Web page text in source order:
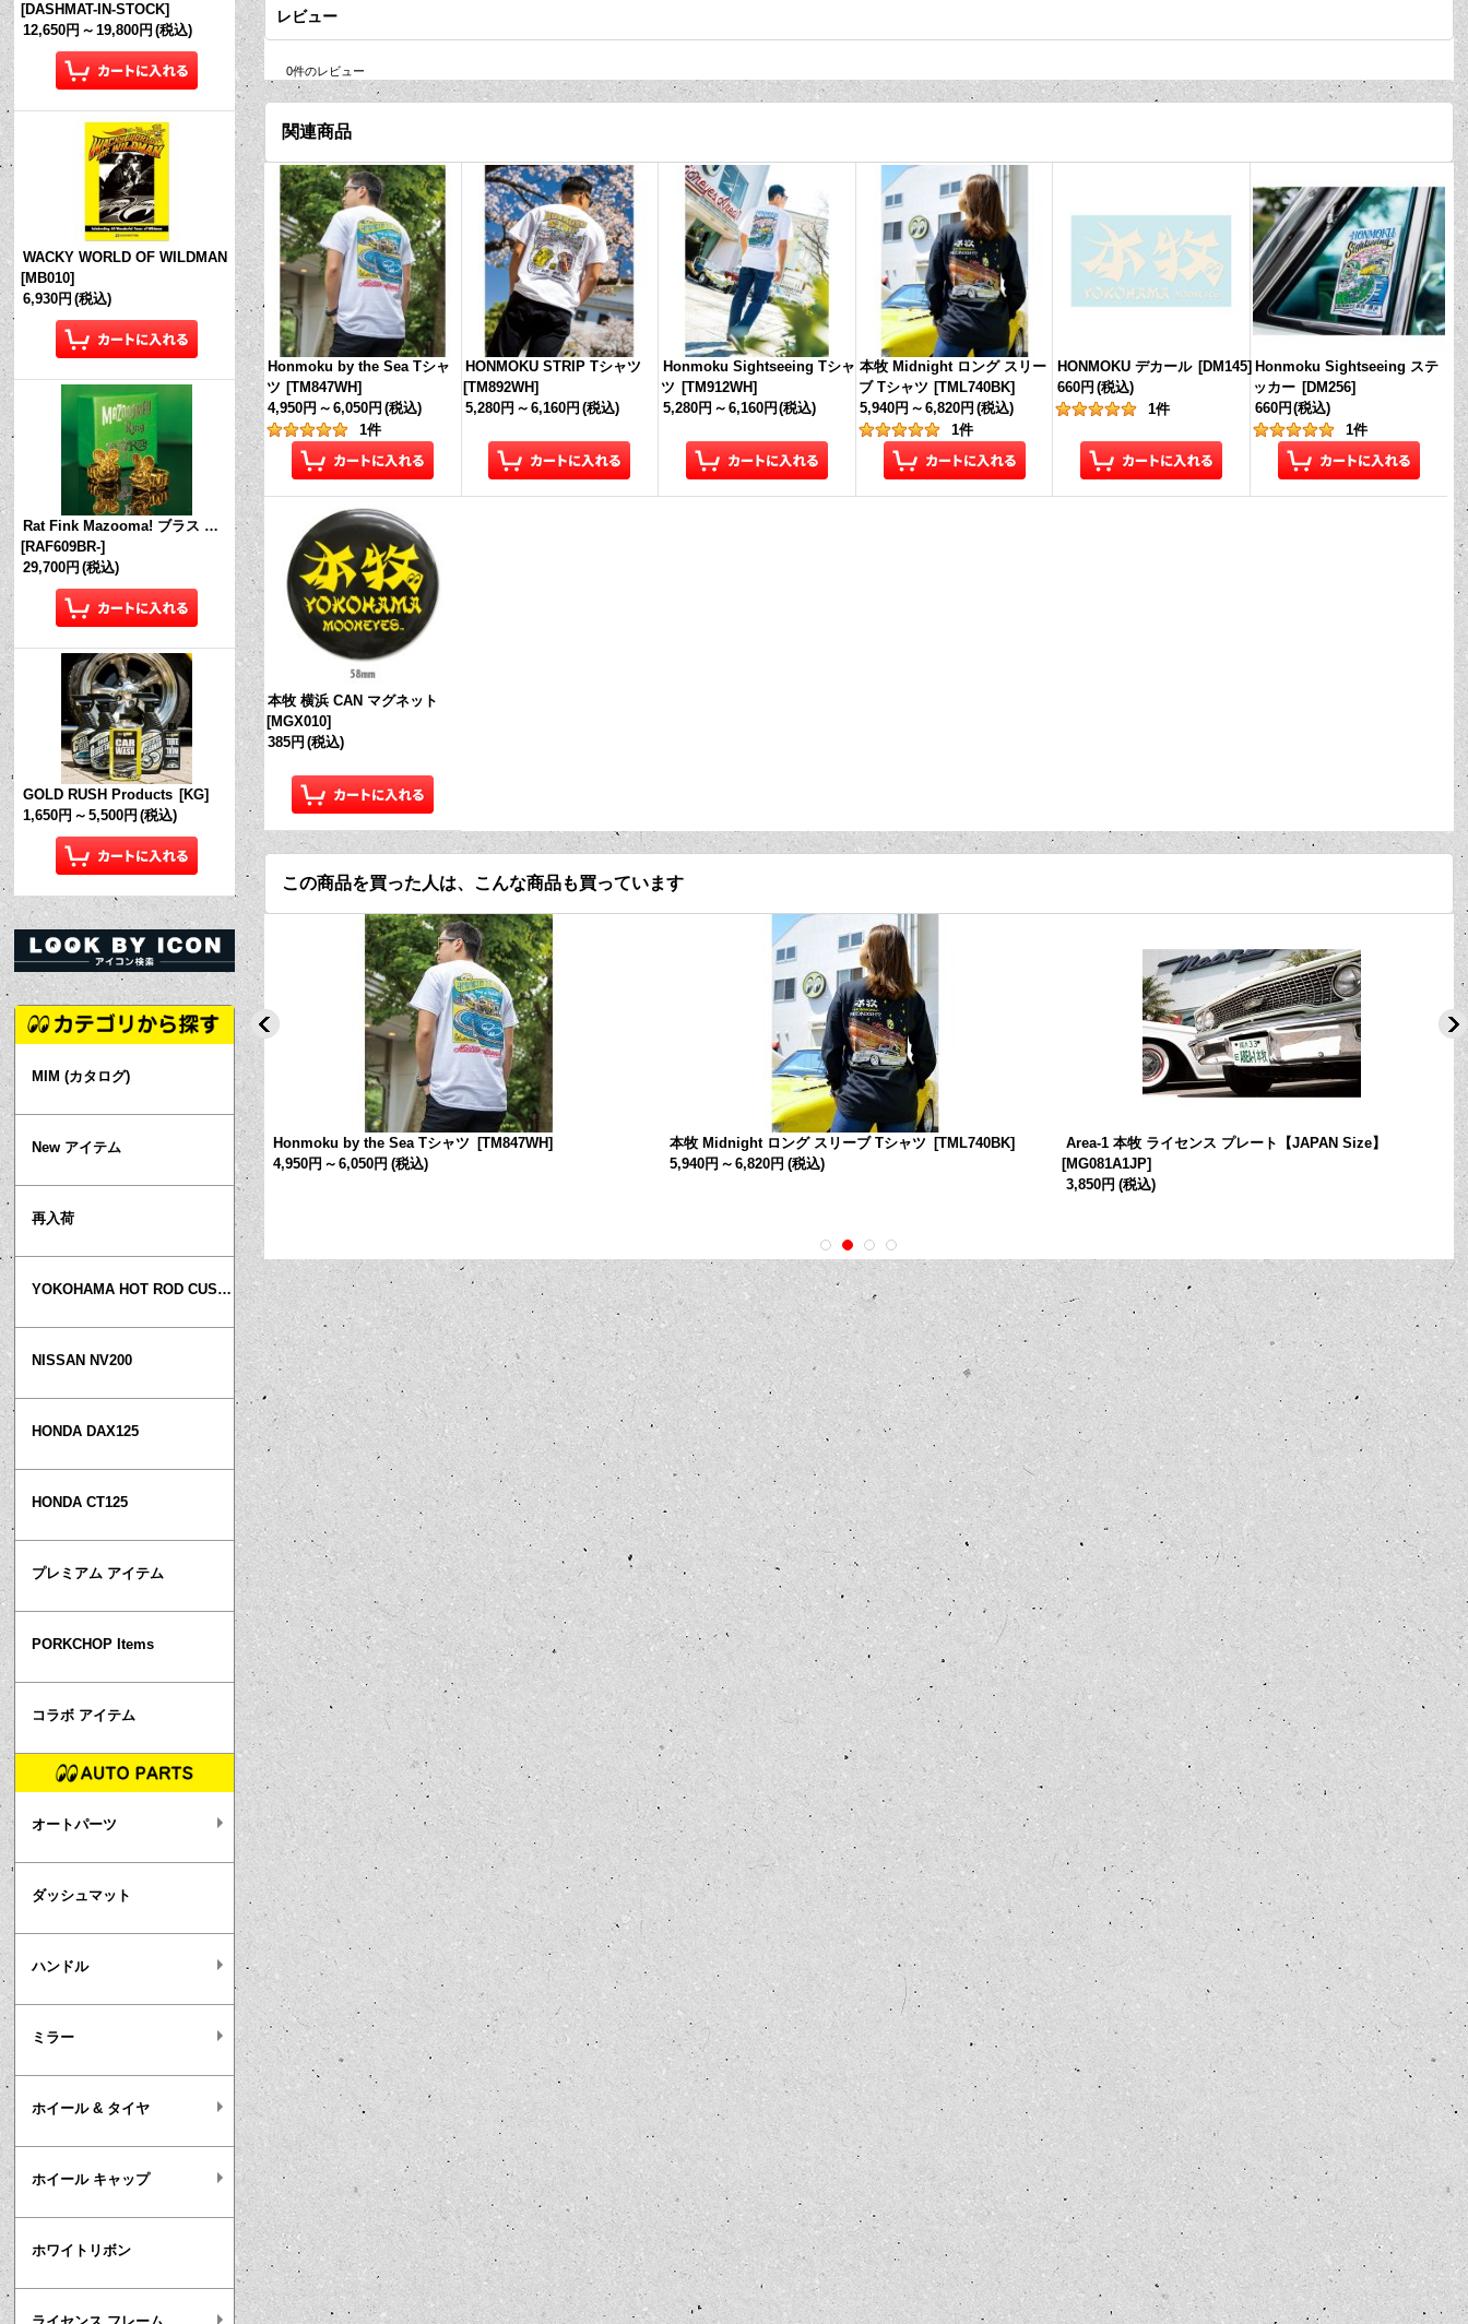
[DASHMAT-IN-STOCK]
12,650円 ～ 19,800円 (税込)
WACKY WORLD OF WILDMAN
[MB010]
6,930円 (税込)
Rat Fink Mazooma! ブラス リング
[RAF609BR-]
29,700円 (税込)
GOLD RUSH Products [KG]
1,650円 ～ 5,500円 (税込)
MIM (カタログ)
New アイテム
再入荷
YOKOHAMA HOT ROD CUSTOM SHOW
NISSAN NV200
HONDA DAX125
HONDA CT125
プレミアム アイテム
PORKCHOP Items
コラボ アイテム
オートパーツ
ダッシュマット
ハンドル
ミラー
ホイール & タイヤ
ホイール キャップ
ホワイトリボン
レビュー
0件のレビュー
関連商品
Honmoku by the Sea Tシャ
ツ [TM847WH]
4,950円 ～ 6,050円 (税込)
1件
HONMOKU STRIP Tシャツ
[TM892WH]
5,280円 ～ 6,160円 (税込)
Honmoku Sightseeing Tシャ
ツ [TM912WH]
5,280円 ～ 6,160円 (税込)
本牧 Midnight ロング スリー
ブ Tシャツ [TML740BK]
5,940円 ～ 6,820円 (税込)
1件
HONMOKU デカール [DM145]
660円 (税込)
1件
Honmoku Sightseeing ステ
ッカー [DM256]
660円 (税込)
1件
本牧 横浜 CAN マグネット
[MGX010]
385円 (税込)
この商品を買った人は、こんな商品も買っています
ット [MGX010] Honmoku by the Sea Tシャツ [TM847WH]
4,950円 ～ 6,050円 (税込)
本牧 Midnight ロング スリーブ Tシャツ [TML740BK]
5,940円 ～ 6,820円 (税込)
Area-1 本牧 ライセンス プレート【JAPAN Size】
[MG081A1JP]
3,850円 (税込)
[